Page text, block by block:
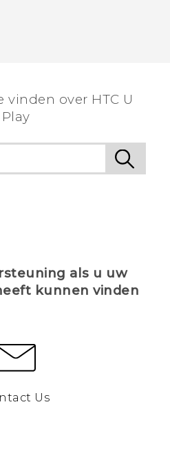
vinden over HTC U
Play
als u uw
kunnen vinden
Us